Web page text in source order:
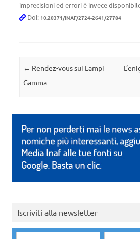
imprecisioni ed errori è invece
Doi: 10.20371/INAF/2724-2641/27784
Navigazione articolo
← Rendez-vous sui Lampi
Gamma
Iscriviti alla newsletter